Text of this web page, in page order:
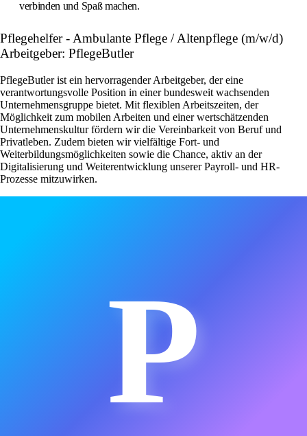
verbinden und Spaß machen.
Pflegehelfer - Ambulante Pflege / Altenpflege (m/w/d)
Arbeitgeber: PflegeButler
PflegeButler ist ein hervorragender Arbeitgeber, der eine
verantwortungsvolle Position in einer bundesweit wachsenden
Unternehmensgruppe bietet. Mit flexiblen Arbeitszeiten, der
Möglichkeit zum mobilen Arbeiten und einer wertschätzenden
Unternehmenskultur fördern wir die Vereinbarkeit von Beruf und
Privatleben. Zudem bieten wir vielfältige Fort- und
Weiterbildungsmöglichkeiten sowie die Chance, aktiv an der
Digitalisierung und Weiterentwicklung unserer Payroll- und HR-
Prozesse mitzuwirken.
P